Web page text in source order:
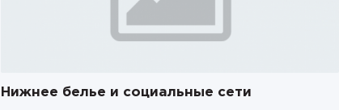
Нижнее белье и социальные сети